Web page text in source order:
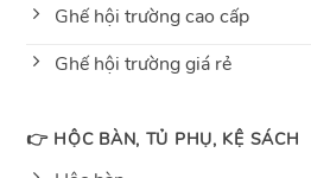
Ghế hội trường cao cấp
Ghế hội trường giá rẻ
👉 HỘC BÀN, TỦ PHỤ, KỆ SÁCH